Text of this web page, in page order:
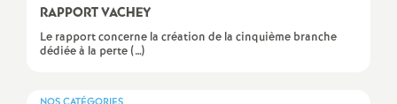
e
RAPPORT VACHEY
Le rapport concerne la création de la cinquième branche
dédiée à la perte (…)